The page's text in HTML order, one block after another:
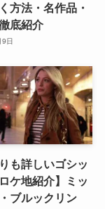
方法・名作品・
底紹介
日
も詳しいゴシッ
ケ地紹介】ミッ
ブルックリン